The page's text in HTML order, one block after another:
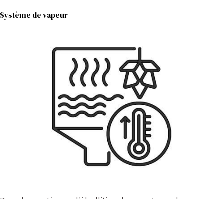
Système de vapeur